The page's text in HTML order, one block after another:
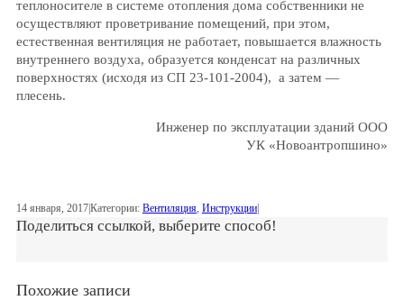
теплоносителе в системе отопления дома собственники не
осуществляют проветривание помещений, при этом,
естественная вентиляция не работает, повышается влажность
внутреннего воздуха, образуется конденсат на различных
поверхностях (исходя из СП 23-101-2004), а затем —
плесень.
Инженер по эксплуатации зданий ООО
УК «Новоантропшино»
14 января, 2017|Категории: Вентиляция Инструкции|
Поделиться ссылкой, выберите способ!
Похожие записи